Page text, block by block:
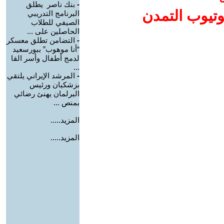
التمدن
- بنك ناصر يطلق
البرنامج التدريبي
الصيفي للطلاب
الحاصلين على ...
- التضامن تطلق معسكر
“أنا موهوب” ببورسعيد
لدمج أطفال وأسر القا
...
- المرشد الإيراني يلتقي
بزشكيان ورئيس
البرلمان يهنئ رضائي
بمنص ...
المزيد.....
المزيد.....